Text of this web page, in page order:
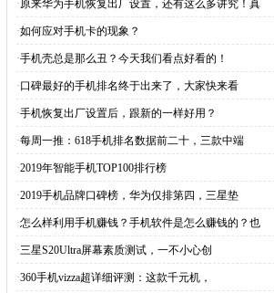
·原来华为手机恢复出厂设置，还有这么多讲究！真
·如何应对手机卡的现象？
·手机壳总是那么丑？今天我们看点好看的！
·口碑最好的手机排名终于出来了，大家快来看
·手机恢复出厂设置后，跟新的一样好用？
·每周一推：618手机排名数据前二十，三款中端
·2019年智能手机TOP100排行榜
·2019手机品牌口碑榜，华为仅排第四，三星垫
·怎么样利用手机赚钱？手机软件是怎么赚钱的？也
·三星S20Ultra屏幕素质测试，一不小心创
·360手机vizza超详细评测：这款千元机，